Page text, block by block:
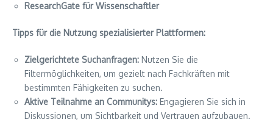
ResearchGate für Wissenschaftler
Tipps für die Nutzung spezialisierter Plattformen:
Zielgerichtete Suchanfragen: Nutzen Sie die
Filtermöglichkeiten, um gezielt nach Fachkräften mit
bestimmten Fähigkeiten zu suchen.
Aktive Teilnahme an Communitys: Engagieren Sie sich in
Diskussionen, um Sichtbarkeit und Vertrauen aufzubauen.